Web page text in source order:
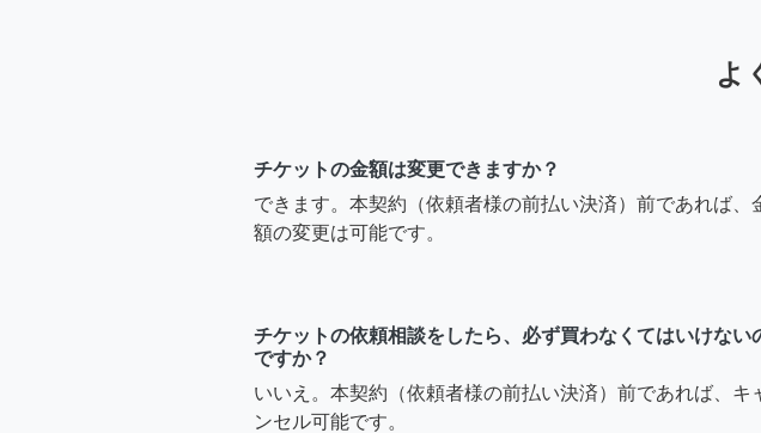
よ
チケットの金額は変更できますか？
できます。本契約（依頼者様の前払い決済）前であれば、
額の変更は可能です。
チケットの依頼相談をしたら、必ず買わなくてはいけない
ですか？
いいえ。本契約（依頼者様の前払い決済）前であれば、キ
ンセル可能です。